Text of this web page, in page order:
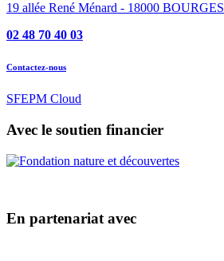
19 allée René Ménard - 18000 BOURGES
02 48 70 40 03
Contactez-nous
SFEPM Cloud
Avec le soutien financier
En partenariat avec